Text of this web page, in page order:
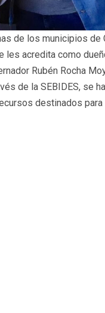
de los municipios de
les acredita como
Rubén Rocha
de la SEBIDES, se
destinados para